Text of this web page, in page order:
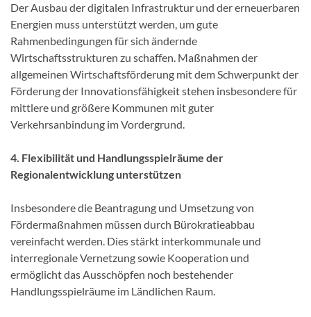
Der Ausbau der digitalen Infrastruktur und der erneuerbaren
Energien muss unterstützt werden, um gute
Rahmenbedingungen für sich ändernde
Wirtschaftsstrukturen zu schaffen. Maßnahmen der
allgemeinen Wirtschaftsförderung mit dem Schwerpunkt der
Förderung der Innovationsfähigkeit stehen insbesondere für
mittlere und größere Kommunen mit guter
Verkehrsanbindung im Vordergrund.
4. Flexibilität und Handlungsspielräume der
Regionalentwicklung unterstützen
Insbesondere die Beantragung und Umsetzung von
Fördermaßnahmen müssen durch Bürokratieabbau
vereinfacht werden. Dies stärkt interkommunale und
interregionale Vernetzung sowie Kooperation und
ermöglicht das Ausschöpfen noch bestehender
Handlungsspielräume im Ländlichen Raum.